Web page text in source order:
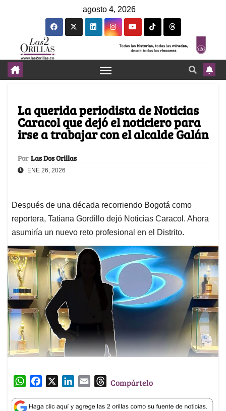
agosto 4, 2026
La querida periodista de Noticias
Caracol que dejó el noticiero para
irse a trabajar con el alcalde Galán
Por Las Dos Orillas
ENE 26, 2026
Después de una década recorriendo Bogotá como
reportera, Tatiana Gordillo dejó Noticias Caracol. Ahora
asumiría un nuevo reto profesional en el Distrito.
W
a
c
n
a
T
r
Compártelo